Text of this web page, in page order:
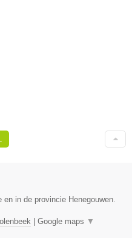
in de provincie Henegouwen.
Google maps ▼